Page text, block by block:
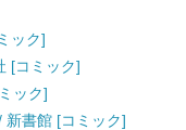
ック]
[コミック]
ック]
書館 [コミック]